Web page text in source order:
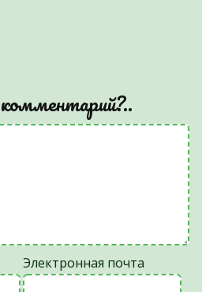
Электронная почта